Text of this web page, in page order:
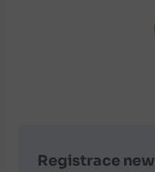
Registrace